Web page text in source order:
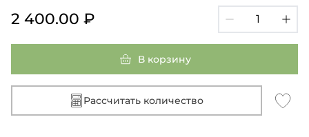
2 400.00 ₽
В корзину
Рассчитать количество